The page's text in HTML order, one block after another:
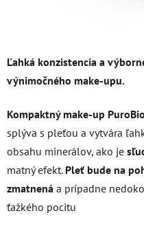
Ľahká konzistencia a
výnimočného make-upu.
Kompaktný make-up PuroBio
splýva s pleťou a vytvára
obsahu minerálov, ako je
matný efekt. Pleť bude na
zmatnená a prípadne
ťažkého pocitu